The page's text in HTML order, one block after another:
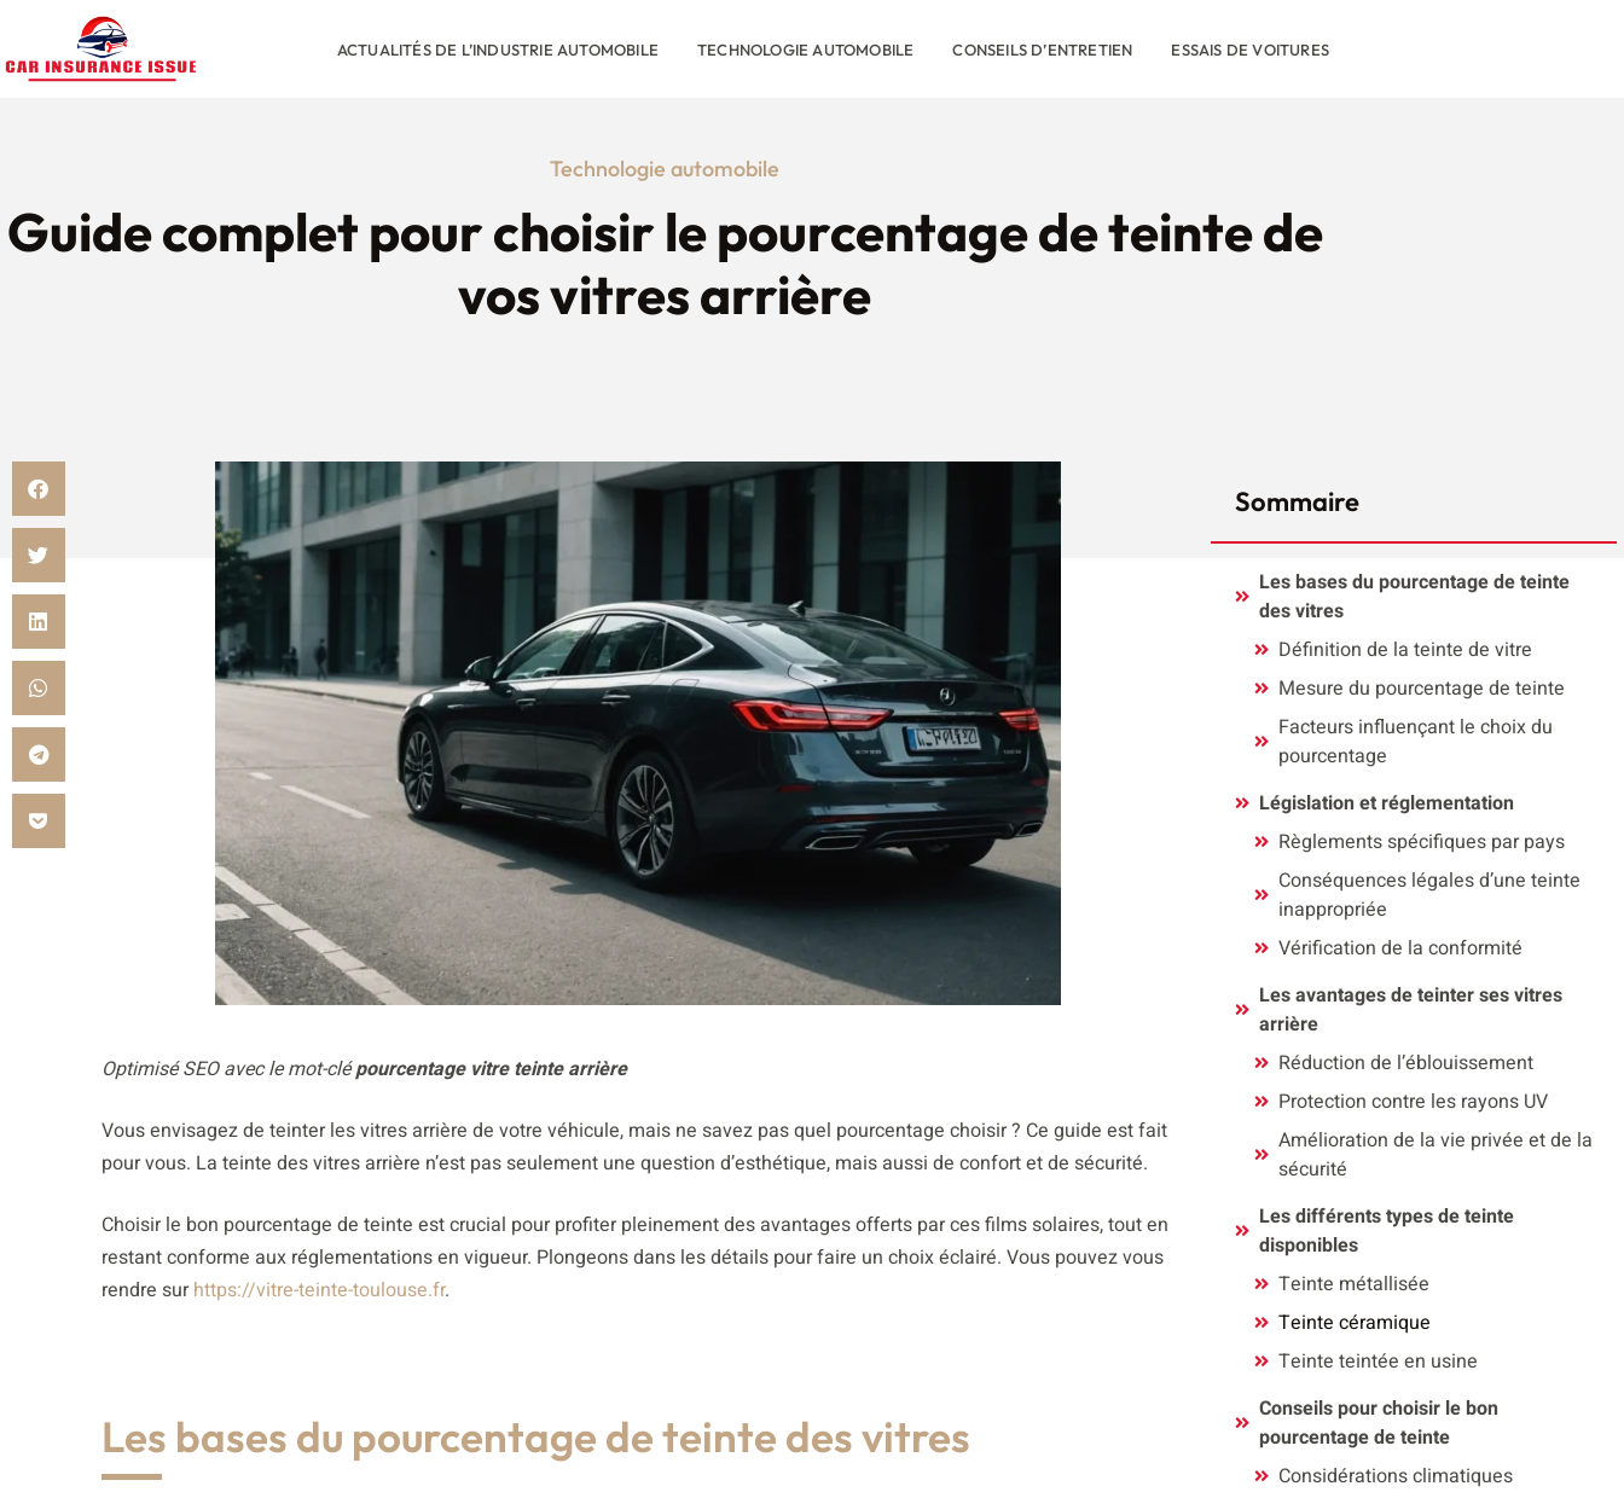
ACTUALITÉS DE L’INDUSTRIE AUTOMOBILE TECHNOLOGIE AUTOMOBILE CONSEILS D’ENTRETIEN ESSAIS DE VOITURES
Technologie automobile
Guide complet pour choisir le pourcentage de teinte de
vos vitres arrière
Optimisé SEO avec le mot-clépourcentage vitre teinte arrière
Vous envisagez de teinter les vitres arrière de votre véhicule, mais ne savez pas quel pourcentage choisir ? Ce guide est fait
pour vous. La teinte des vitres arrière n’est pas seulement une question d’esthétique, mais aussi de confort et de sécurité.
Choisir le bon pourcentage de teinte est crucial pour profiter pleinement des avantages offerts par ces films solaires, tout en
restant conforme aux réglementations en vigueur. Plongeons dans les détails pour faire un choix éclairé. Vous pouvez vous
rendre surhttps://vitre-teinte-toulouse.fr.
Les bases du pourcentage de teinte des vitres
Sommaire
Les bases du pourcentage de teinte
des vitres
Définition de la teinte de vitre
Mesure du pourcentage de teinte
Facteurs influençant le choix du
pourcentage
Législation et réglementation
Règlements spécifiques par pays
Conséquences légales d’une teinte
inappropriée
Vérification de la conformité
Les avantages de teinter ses vitres
arrière
Réduction de l’éblouissement
Protection contre les rayons UV
Amélioration de la vie privée et de la
sécurité
Les différents types de teinte
disponibles
Teinte métallisée
Teinte céramique
Teinte teintée en usine
Conseils pour choisir le bon
pourcentage de teinte
Considérations climatiques